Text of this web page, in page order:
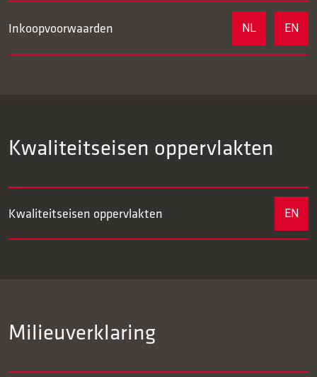
Inkoopvoorwaarden NL EN
Kwaliteitseisen oppervlakten
Kwaliteitseisen oppervlakten EN
Milieuverklaring